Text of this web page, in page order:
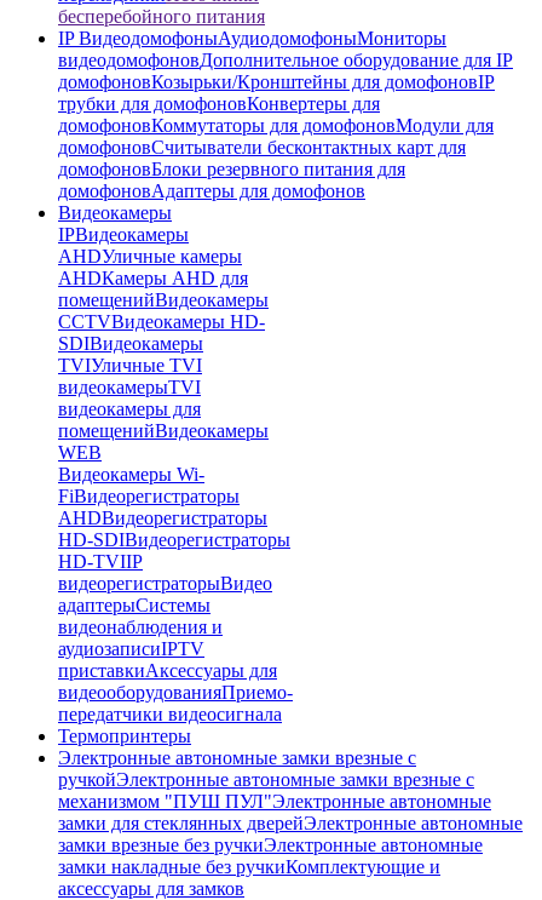
бесперебойного питания
IP ВидеодомофоныАудиодомофоныМониторы
видеодомофоновДополнительное оборудование для IP
домофоновКозырьки/Кронштейны для домофоновIP
трубки для домофоновКонвертеры для
домофоновКоммутаторы для домофоновМодули для
домофоновСчитыватели бесконтактных карт для
домофоновБлоки резервного питания для
домофоновАдаптеры для домофонов
Видеокамеры
IPВидеокамеры
AHDУличные камеры
AHDКамеры AHD для
помещенийВидеокамеры
CCTVВидеокамеры HD-
SDIВидеокамеры
TVIУличные TVI
видеокамерыTVI
видеокамеры для
помещенийВидеокамеры
WEB
Видеокамеры Wi-
FiВидеорегистраторы
AHDВидеорегистраторы
HD-SDIВидеорегистраторы
HD-TVIIP
видеорегистраторыВидео
адаптерыСистемы
видеонаблюдения и
аудиозаписиIPTV
приставкиАксессуары для
видеооборудованияПриемо-
передатчики видеосигнала
Термопринтеры
Электронные автономные замки врезные с
ручкойЭлектронные автономные замки врезные с
механизмом "ПУШ ПУЛ"Электронные автономные
замки для стеклянных дверейЭлектронные автономные
замки врезные без ручкиЭлектронные автономные
замки накладные без ручкиКомплектующие и
аксессуары для замков